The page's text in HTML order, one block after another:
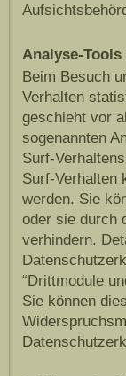
Analyse-
Beim Besuch
Verhalten
geschieht vor
sogenannten
Surf-
Surf-Verhalten
werden. Sie
oder sie durch
verhindern.
“Drittmodule
Sie können